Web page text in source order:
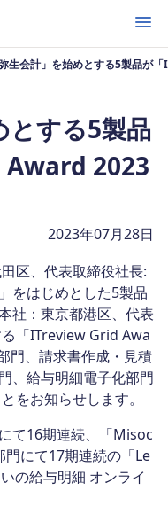
開く
弥生会計」を始めとする5製品
とする5製品
2023
2023年07月28日
区、代表取締役社長:
をはじめとした5製品
社：東京都港区、代表
「ITreview Grid Awa
門、請求書作成・見積
、給与明細電子化部門
をお知らせします。
て16期連続、「Misoc
にて17期連続の「Le
の給与明細 オンライ